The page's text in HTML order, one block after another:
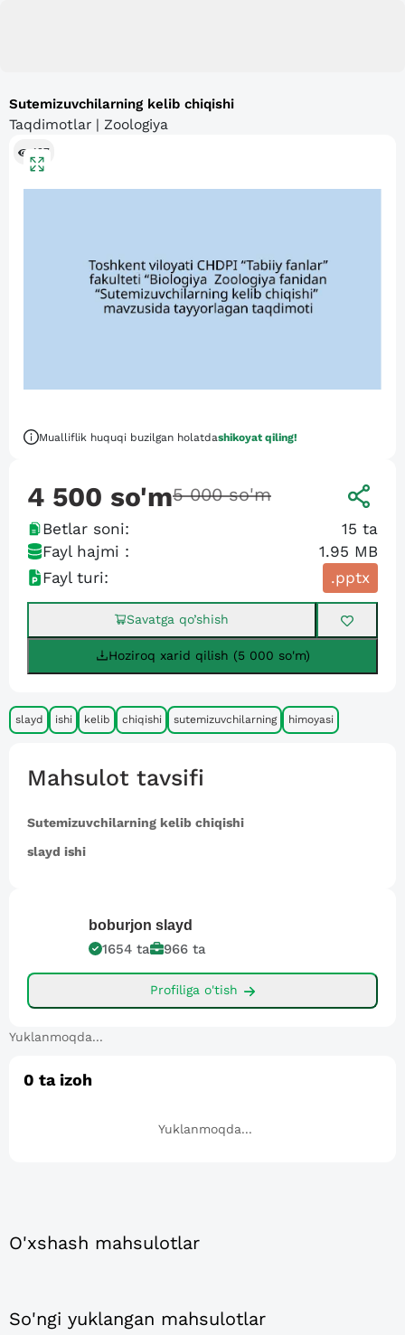
Sutemizuvchilarning kelib chiqishi
Taqdimotlar | Zoologiya
127
Mualliflik huquqi buzilgan holatdashikoyat qiling!
4 500 so'm5 000 so'm
Betlar soni: 15 ta
Fayl hajmi :
1.95 MB
Fayl turi:
.pptx
Savatga qo’shish
Hoziroq xarid qilish (5 000 so'm)
slayd ishi kelib chiqishi sutemizuvchilarning himoyasi
Mahsulot tavsifi
Sutemizuvchilarning kelib chiqishi
slayd ishi
boburjon slayd
1654 ta 966 ta
Profiliga o'tish
Yuklanmoqda...
0 ta izoh
Yuklanmoqda...
O'xshash mahsulotlar
So'ngi yuklangan mahsulotlar